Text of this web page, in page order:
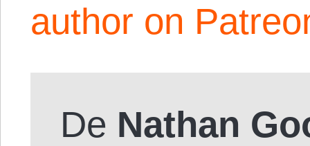
author on
De Nathan